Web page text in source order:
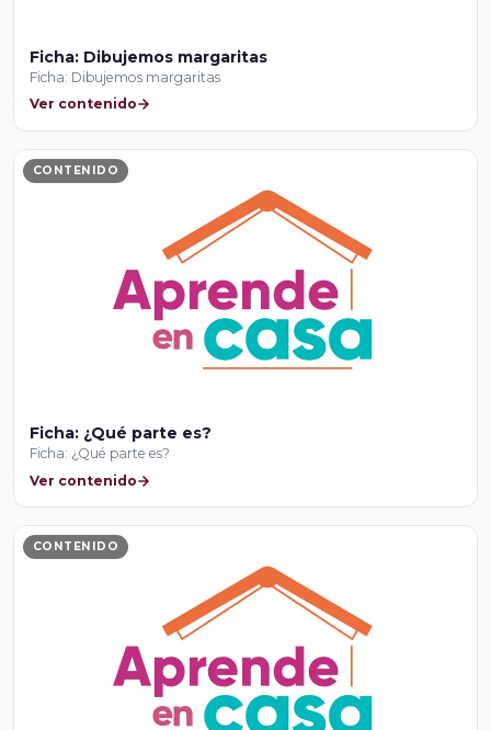
Ficha: Dibujemos margaritas
Ficha: Dibujemos margaritas
Ver contenido
CONTENIDO
Ficha: ¿Qué parte es?
Ficha: ¿Qué parte es?
Ver contenido
CONTENIDO